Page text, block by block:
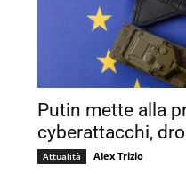
Putin mette alla
cyberattacchi,
Attualità Alex Trizio